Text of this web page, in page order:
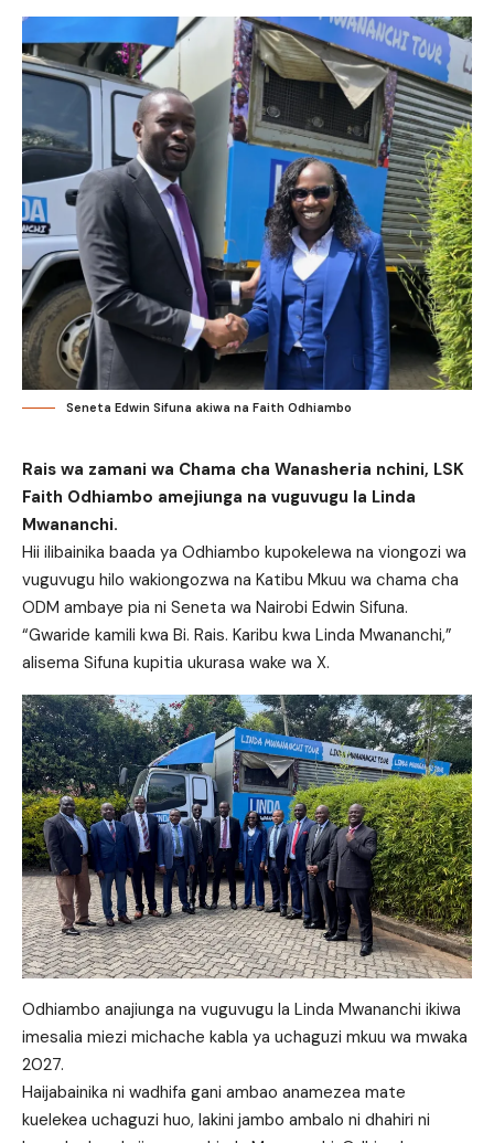
Seneta Edwin Sifuna akiwa na Faith Odhiambo
Rais wa zamani wa Chama cha Wanasheria nchini, LSK
Faith Odhiambo amejiunga na vuguvugu la Linda
Mwananchi.
Hii ilibainika baada ya Odhiambo kupokelewa na viongozi wa
vuguvugu hilo wakiongozwa na Katibu Mkuu wa chama cha
ODM ambaye pia ni Seneta wa Nairobi Edwin Sifuna.
“Gwaride kamili kwa Bi. Rais. Karibu kwa Linda Mwananchi,”
alisema Sifuna kupitia ukurasa wake wa X.
Odhiambo anajiunga na vuguvugu la Linda Mwananchi ikiwa
imesalia miezi michache kabla ya uchaguzi mkuu wa mwaka
2027.
Haijabainika ni wadhifa gani ambao anamezea mate
kuelekea uchaguzi huo, lakini jambo ambalo ni dhahiri ni